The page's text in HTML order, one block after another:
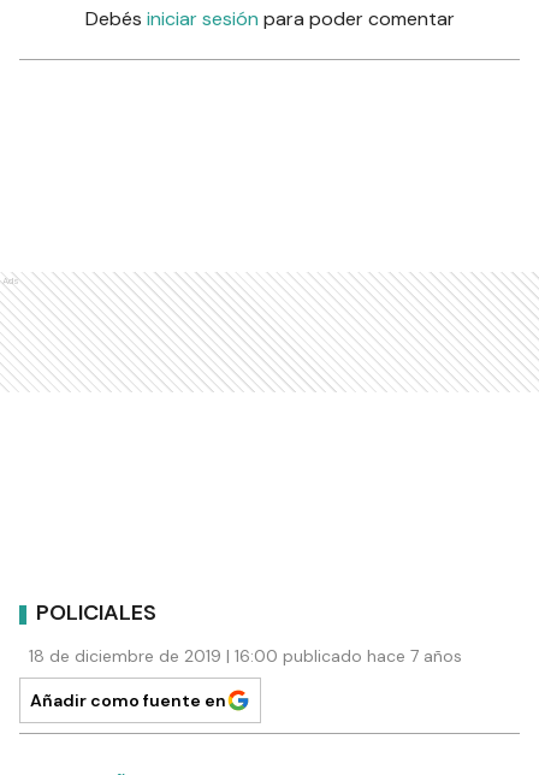
Debés iniciar sesión para poder comentar
Ads
POLICIALES
18 de diciembre de 2019 | 16:00 publicado hace 7 años
Añadir como fuente en